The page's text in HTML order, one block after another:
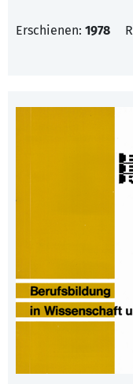
Erschienen: 1978